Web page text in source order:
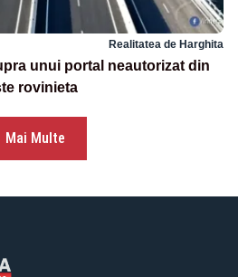
Realitatea de Harghita
unui portal neautorizat din
rovinieta
Mai Multe